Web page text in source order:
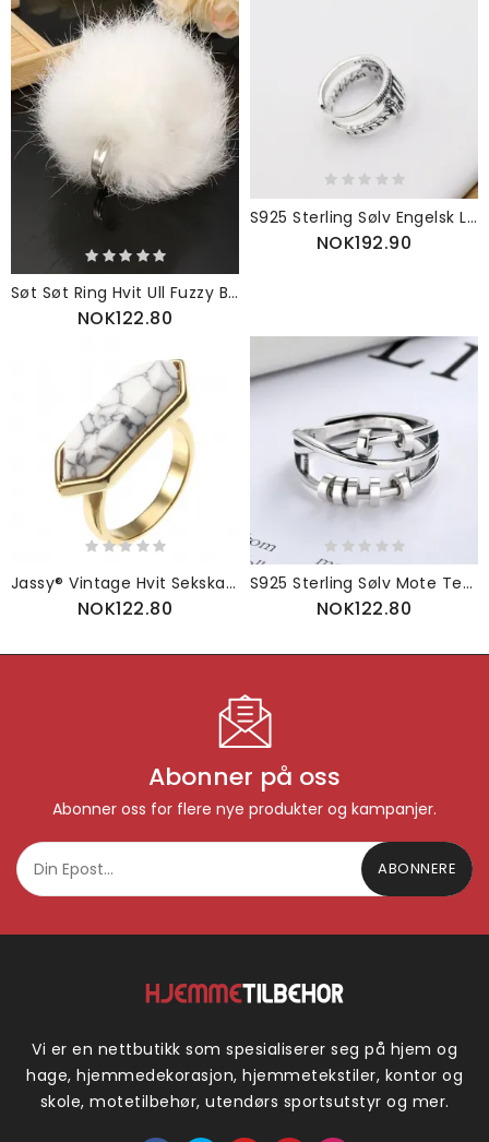
Søt Søt Ring Hvit Ull Fuzzy Ball Justerbare Dameringer
NOK122.80
S925 Sterling Sølv Engelsk Letter Ring Personlighet Trend Mote Dobbel For Kvinne
NOK192.90
Jassy® Vintage Hvit Sekskantet Turkis Ring Luksus 18k Gullbelagt Gave Til Kvinner
NOK122.80
S925 Sterling Sølv Mote Temperament Tre Ring Smart Med Multi-sirkel Transfer Perler
NOK122.80
Abonner på oss
Abonner oss for flere nye produkter og kampanjer.
ABONNERE
Vi er en nettbutikk som spesialiserer seg på hjem og
hage, hjemmedekorasjon, hjemmetekstiler, kontor og
skole, motetilbehør, utendørs sportsutstyr og mer.